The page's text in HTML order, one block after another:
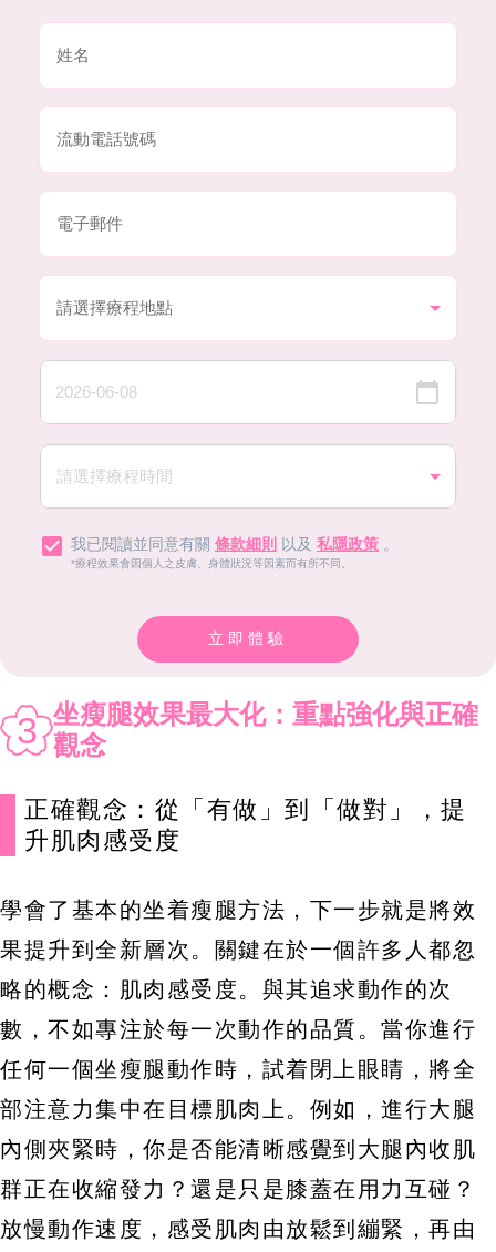
我已閱讀並同意有關 條款細則 以及 私隱政策 。
*療程效果會因個人之皮膚、身體狀況等因素而有所不同。
立即體驗
3 坐瘦腿效果最大化：重點強化與正確
觀念
正確觀念：從「有做」到「做對」，提
升肌肉感受度
學會了基本的坐着瘦腿方法，下一步就是將效
果提升到全新層次。關鍵在於一個許多人都忽
略的概念：肌肉感受度。與其追求動作的次
數，不如專注於每一次動作的品質。當你進行
任何一個坐瘦腿動作時，試着閉上眼睛，將全
部注意力集中在目標肌肉上。例如，進行大腿
內側夾緊時，你是否能清晰感覺到大腿內收肌
群正在收縮發力？還是只是膝蓋在用力互碰？
放慢動作速度，感受肌肉由放鬆到繃緊，再由